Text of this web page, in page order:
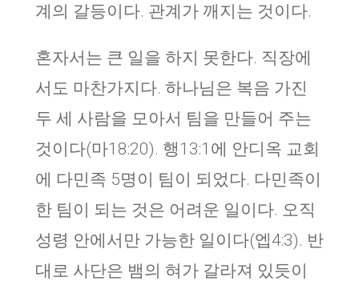
계의 갈등이다. 관계가 깨지는 것이다.
혼자서는 큰 일을 하지 못한다. 직장에
서도 마찬가지다. 하나님은 복음 가진
두 세 사람을 모아서 팀을 만들어 주는
것이다(마18:20). 행13:1에 안디옥 교회
에 다민족 5명이 팀이 되었다. 다민족이
한 팀이 되는 것은 어려운 일이다. 오직
성령 안에서만 가능한 일이다(엡4:3). 반
대로 사단은 뱀의 혀가 갈라져 있듯이